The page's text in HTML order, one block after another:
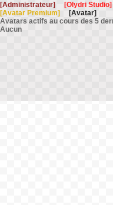
[Administrateur]
[Olydri Studio]
[Avatar Premium]
[Avatar]
Avatars actifs au cours des 5
Aucun